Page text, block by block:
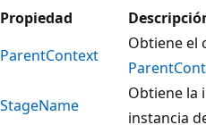
Propiedad
ParentContext
Obtiene el
StageName
Obtiene la
instancia